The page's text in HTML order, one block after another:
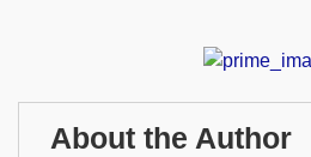
About the Author